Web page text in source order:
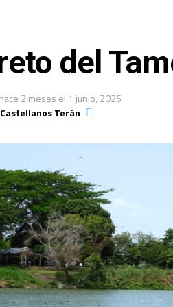
del
hace 2 meses el 1 junio, 2026
Terán